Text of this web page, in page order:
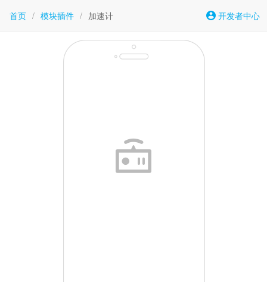
首页 / 模块插件 / 加速计 开发者中心